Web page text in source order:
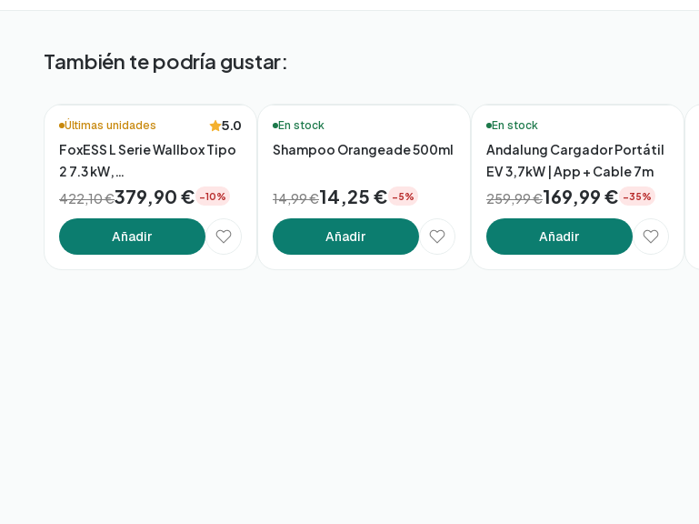
También te podría gustar:
Últimas unidades
5.0
FoxESS L Serie Wallbox Tipo
2 7.3 kW,
App/WiFi/Bluetooth
422,10 €379,90 € −10%
Añadir
En stock
Shampoo Orangeade 500ml
14,99 €14,25 € −5%
Añadir
En stock
Andalung Cargador Portátil
EV 3,7kW | App + Cable 7m
259,99 €169,99 € −35%
Añadir